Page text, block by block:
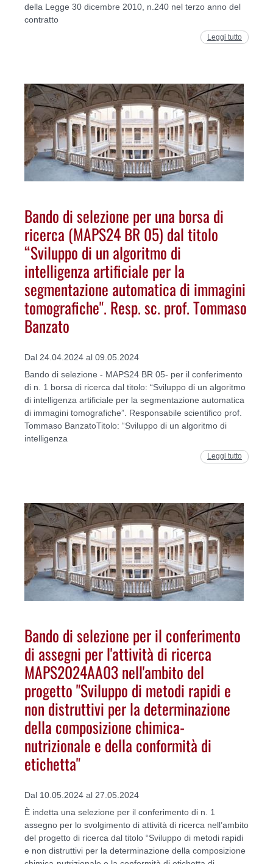
della Legge 30 dicembre 2010, n.240 nel terzo anno del
contratto
Leggi tutto
Bando di selezione per una borsa di
ricerca (MAPS24 BR 05) dal titolo
“Sviluppo di un algoritmo di
intelligenza artificiale per la
segmentazione automatica di immagini
tomografiche". Resp. sc. prof. Tommaso
Banzato
Dal 24.04.2024 al 09.05.2024
Bando di selezione - MAPS24 BR 05- per il conferimento
di n. 1 borsa di ricerca dal titolo: “Sviluppo di un algoritmo
di intelligenza artificiale per la segmentazione automatica
di immagini tomografiche”. Responsabile scientifico prof.
Tommaso BanzatoTitolo: “Sviluppo di un algoritmo di
intelligenza
Leggi tutto
Bando di selezione per il conferimento
di assegni per l'attività di ricerca
MAPS2024AA03 nell'ambito del
progetto "Sviluppo di metodi rapidi e
non distruttivi per la determinazione
della composizione chimica-
nutrizionale e della conformità di
etichetta"
Dal 10.05.2024 al 27.05.2024
È indetta una selezione per il conferimento di n. 1
assegno per lo svolgimento di attività di ricerca nell’ambito
del progetto di ricerca dal titolo “Sviluppo di metodi rapidi
e non distruttivi per la determinazione della composizione